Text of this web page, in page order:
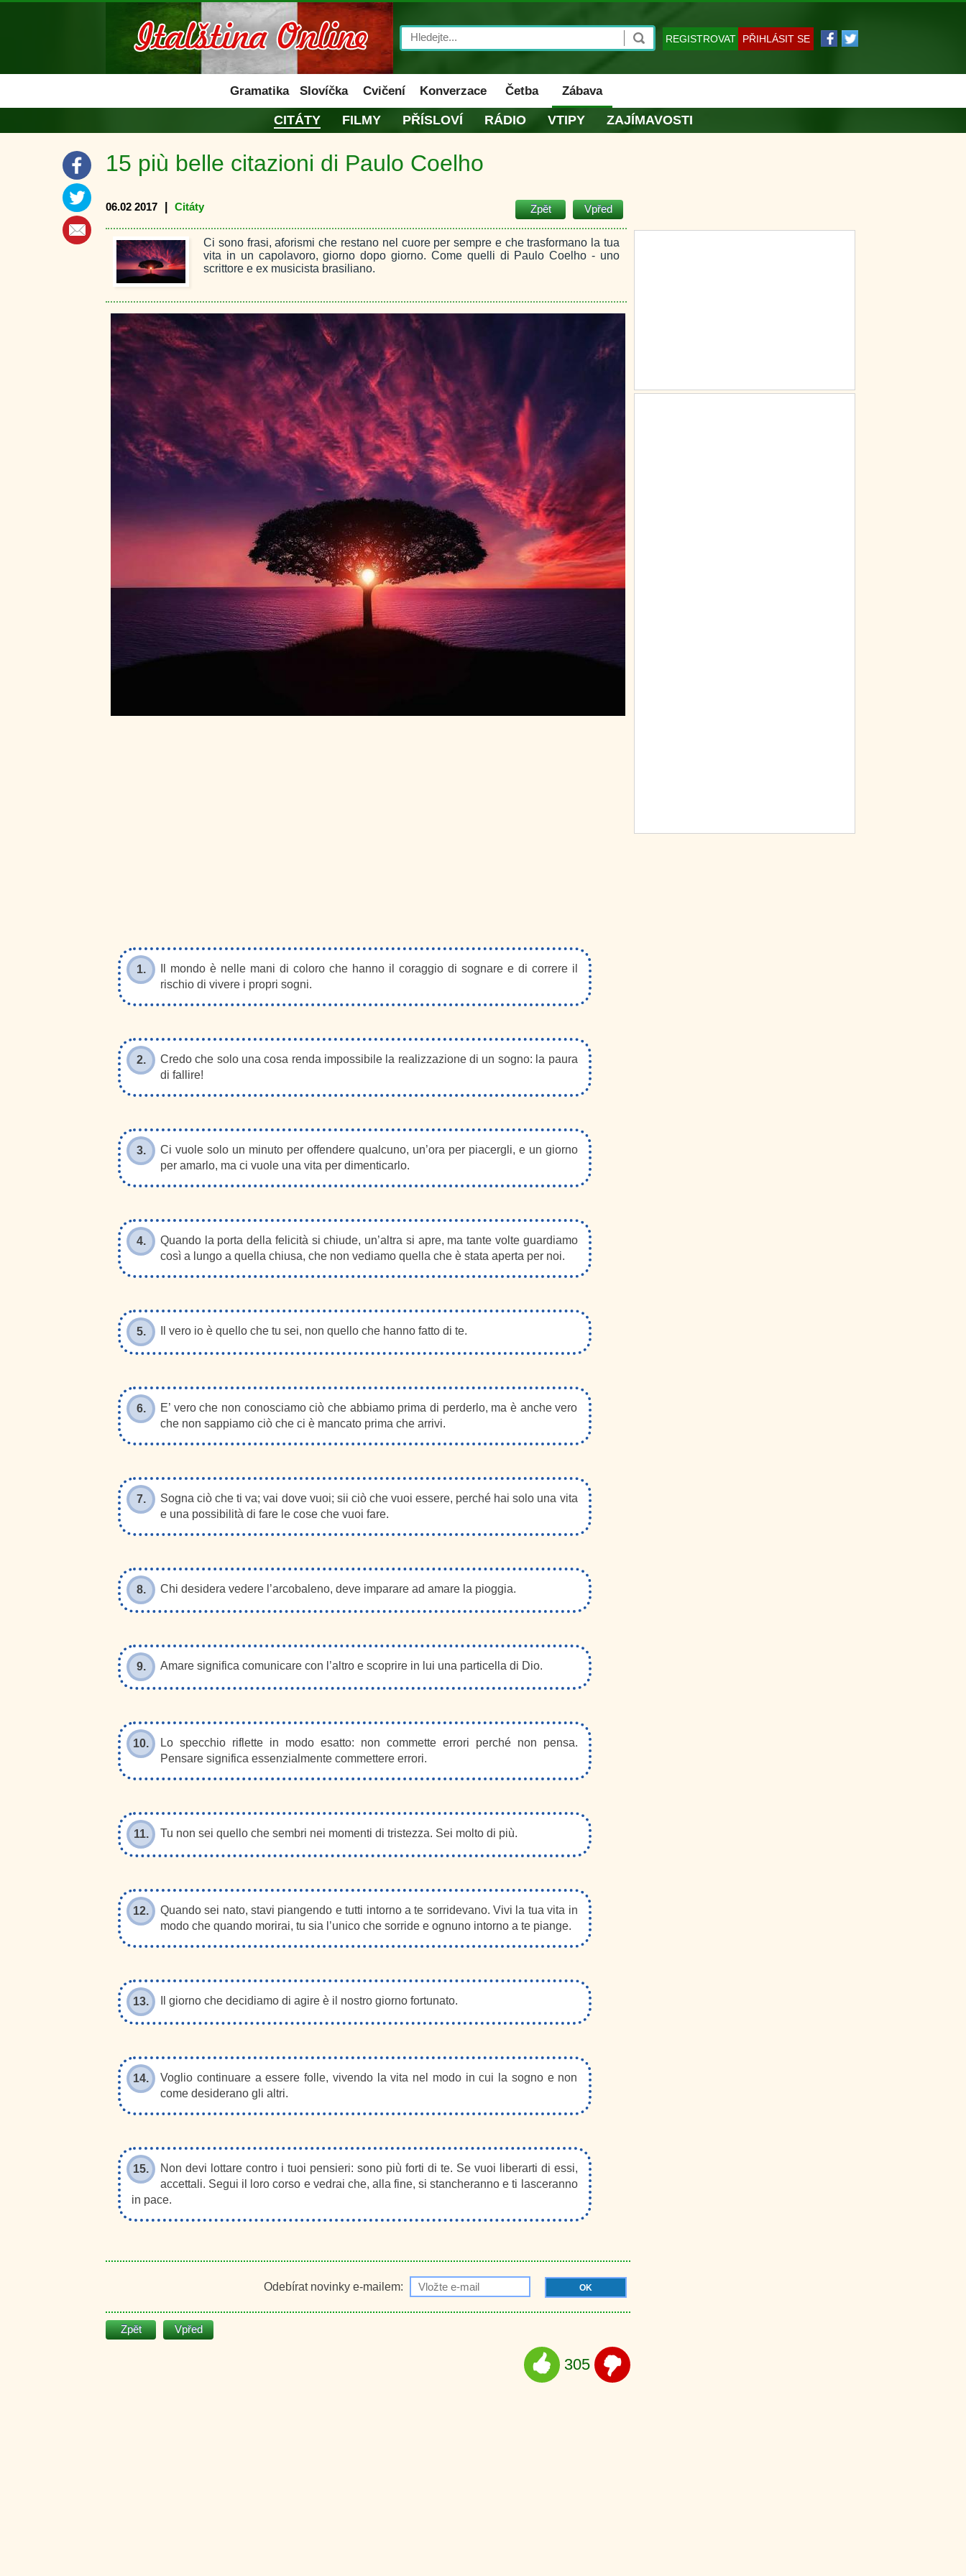
REGISTROVAT PŘIHLÁSIT SE
Search
Gramatika Slovíčka Cvičení Konverzace Četba Zábava
CITÁTY FILMY PŘÍSLOVÍ RÁDIO VTIPY ZAJÍMAVOSTI
15 più belle citazioni di Paulo Coelho
Zpět Vpřed
06.02 2017 Citáty
Ci sono frasi, aforismi che restano nel cuore per sempre e che trasformano la tua
vita in un capolavoro, giorno dopo giorno. Come quelli di Paulo Coelho - uno
scrittore e ex musicista brasiliano.
1.
Il mondo è nelle mani di coloro che hanno il coraggio di sognare e di correre il
rischio di vivere i propri sogni.
2.
Credo che solo una cosa renda impossibile la realizzazione di un sogno: la paura
di fallire!
3.
Ci vuole solo un minuto per offendere qualcuno, un’ora per piacergli, e un giorno
per amarlo, ma ci vuole una vita per dimenticarlo.
4.
Quando la porta della felicità si chiude, un’altra si apre, ma tante volte guardiamo
così a lungo a quella chiusa, che non vediamo quella che è stata aperta per noi.
5. Il vero io è quello che tu sei, non quello che hanno fatto di te.
6.
E’ vero che non conosciamo ciò che abbiamo prima di perderlo, ma è anche vero
che non sappiamo ciò che ci è mancato prima che arrivi.
7.
Sogna ciò che ti va; vai dove vuoi; sii ciò che vuoi essere, perché hai solo una vita
e una possibilità di fare le cose che vuoi fare.
8. Chi desidera vedere l’arcobaleno, deve imparare ad amare la pioggia.
9. Amare significa comunicare con l’altro e scoprire in lui una particella di Dio.
10.
Lo specchio riflette in modo esatto: non commette errori perché non pensa.
Pensare significa essenzialmente commettere errori.
11. Tu non sei quello che sembri nei momenti di tristezza. Sei molto di più.
12.
Quando sei nato, stavi piangendo e tutti intorno a te sorridevano. Vivi la tua vita in
modo che quando morirai, tu sia l’unico che sorride e ognuno intorno a te piange.
13. Il giorno che decidiamo di agire è il nostro giorno fortunato.
14.
Voglio continuare a essere folle, vivendo la vita nel modo in cui la sogno e non
come desiderano gli altri.
15.
Non devi lottare contro i tuoi pensieri: sono più forti di te. Se vuoi liberarti di essi,
accettali. Segui il loro corso e vedrai che, alla fine, si stancheranno e ti lasceranno
in pace.
Odebírat novinky e-mailem: OK
Zpět Vpřed
305